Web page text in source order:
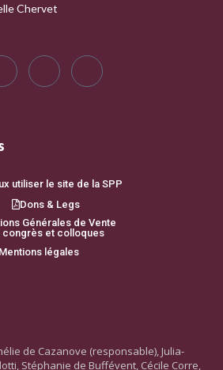
Chervet
utiliser le site de la SPP
Dons & Legs
Générales de Vente
congrès et colloques
Mentions légales
de Cazanove (responsable), Julia-
Stéphanie de Buffévent, Cécile Corre,